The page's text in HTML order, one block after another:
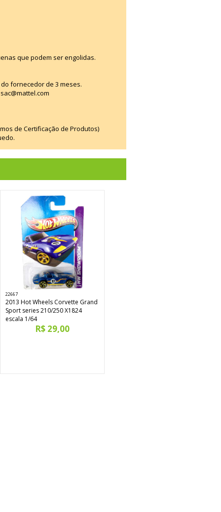
que podem ser engolidas.
do fornecedor de 3 meses.
de Certificação de Produtos)
22667
2013 Hot Wheels Corvette Grand
Sport series 210/250 X1824
escala 1/64
R$ 29,00